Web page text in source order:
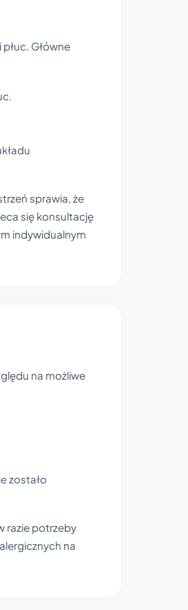
Główne
sprawia, że
się konsultację
indywidualnym
na możliwe
zostało
razie potrzeby
na